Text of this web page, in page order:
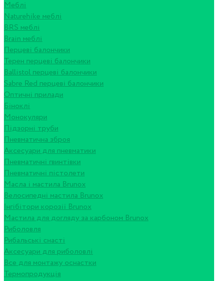
Меблі
Naturehike меблі
BRS меблі
Brain меблі
Перцеві балончики
Терен перцеві балончики
Ballistol перцеві балончики
Sabre Red перцеві балончики
Оптичні прилади
Біноклі
Монокуляри
Підзорні труби
Пневматична зброя
Аксесуари для пневматики
Пневматичні гвинтівки
Пневматичні пістолети
Масла і мастила Brunox
Велосипедні мастила Brunox
Інгібітори корозії Brunox
Мастила для догляду за карбоном Brunox
Риболовля
Рибальські снасті
Аксесуари для риболовлі
Все для монтажу оснастки
Термопродукція